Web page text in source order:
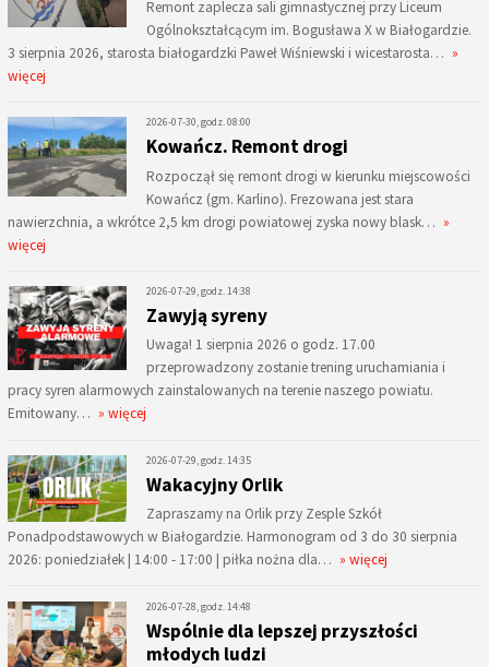
Remont zaplecza sali gimnastycznej przy Liceum
Ogólnokształcącym im. Bogusława X w Białogardzie.
3 sierpnia 2026, starosta białogardzki Paweł Wiśniewski i wicestarosta… »
więcej
2026-07-30, godz. 08:00
Kowańcz. Remont drogi
Rozpoczął się remont drogi w kierunku miejscowości
Kowańcz (gm. Karlino). Frezowana jest stara
nawierzchnia, a wkrótce 2,5 km drogi powiatowej zyska nowy blask… »
więcej
2026-07-29, godz. 14:38
Zawyją syreny
Uwaga! 1 sierpnia 2026 o godz. 17.00
przeprowadzony zostanie trening uruchamiania i
pracy syren alarmowych zainstalowanych na terenie naszego powiatu.
Emitowany… » więcej
2026-07-29, godz. 14:35
Wakacyjny Orlik
Zapraszamy na Orlik przy Zesple Szkół
Ponadpodstawowych w Białogardzie. Harmonogram od 3 do 30 sierpnia
2026: poniedziałek | 14:00 - 17:00 | piłka nożna dla… » więcej
2026-07-28, godz. 14:48
Wspólnie dla lepszej przyszłości
młodych ludzi